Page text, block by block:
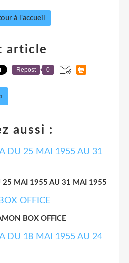
à l'accueil
article
Repost 0
aussi :
25 MAI 1955 AU 31 MAI 1955
BOX OFFICE